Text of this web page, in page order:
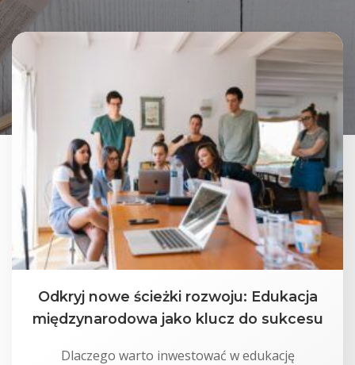
Odkryj nowe ścieżki rozwoju: Edukacja
międzynarodowa jako klucz do sukcesu
Dlaczego warto inwestować w edukację